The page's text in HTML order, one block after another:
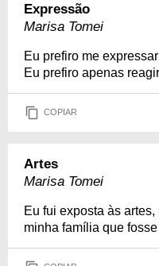
Expressão
Marisa Tomei
Eu prefiro me
Eu prefiro apenas
COPIAR
Artes
Marisa Tomei
Eu fui exposta às
minha família que